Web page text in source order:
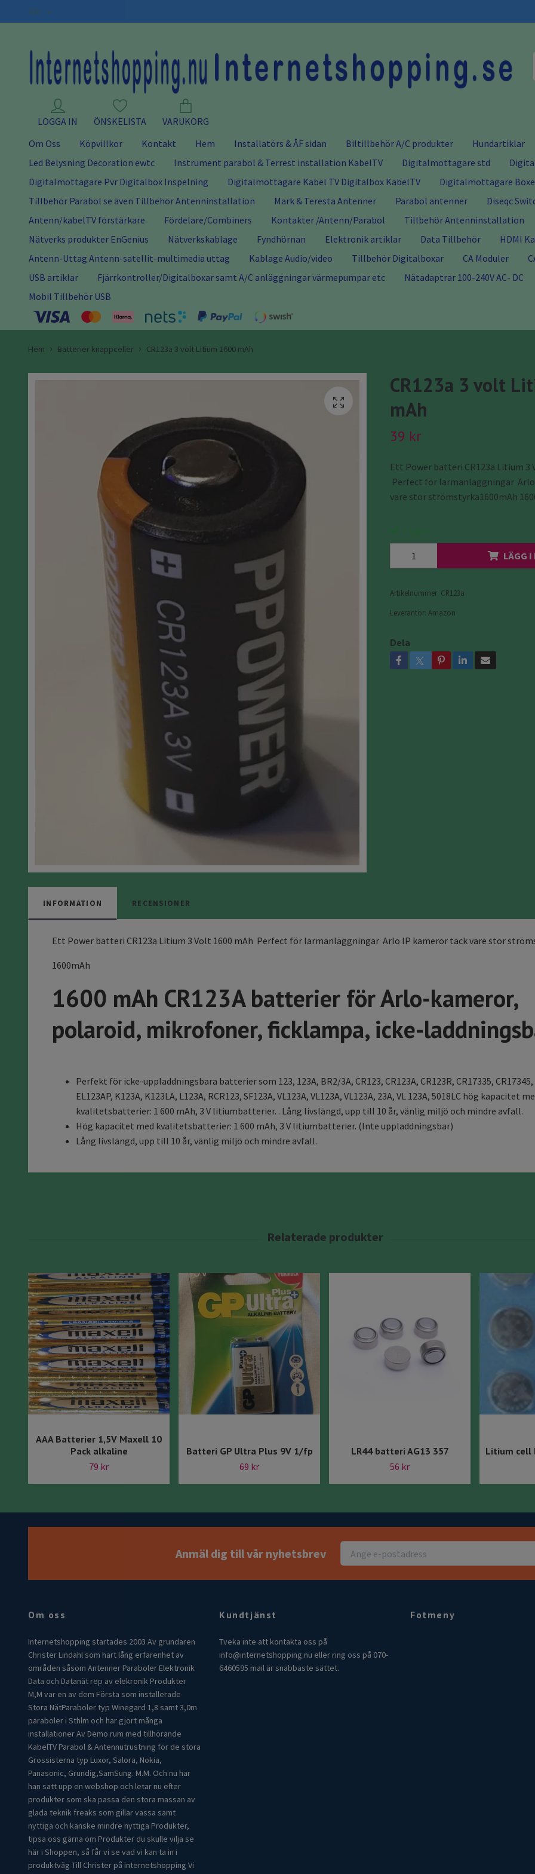
SEK
LOGGA IN ÖNSKELISTA
VARUKORG
Om Oss
Köpvillkor Kontakt Hem Installatörs & ÅF sidan Biltillbehör A/C produkter Hundartiklar
Led Belysning Decoration ewtc
Instrument parabol & Terrest installation KabelTV Digitalmottagare std
Digitalmottagare Pvr Digitalbox Inspelning
Digitalmottagare Kabel TV Digitalbox KabelTV
Digitalmottagare
Tillbehör Parabol se även Tillbehör Antenninstallation
Mark & Teresta Antenner Parabol antenner Diseqc
Antenn/kabelTV förstärkare
Fördelare/Combiners Kontakter /Antenn/Parabol Tillbehör Antenninstallation
Nätverks produkter EnGenius
Nätverkskablage Fyndhörnan Elektronik artiklar Data Tillbehör HDMI
Antenn-Uttag Antenn-satellit-multimedia uttag
Kablage Audio/video Tillbehör Digitalboxar CA Moduler
USB artiklar
Fjärrkontroller/Digitalboxar samt A/C anläggningar värmepumpar etc Nätadaptrar 100-240V AC- DC
Mobil Tillbehör USB
Hem Batterier knappceller CR123a 3 volt Litium 1600 mAh
CR123a 3 volt
mAh
39 kr
Ett Power batteri CR123a Litium 3
Perfect för larmanläggningar
vare stor strömstyrka1600mAh
LÄGG I
Artikelnummer: CR123a
Leverantör: Amazon
Dela
INFORMATION RECENSIONER
Ett Power batteri CR123a Litium 3 Volt 1600 mAh Perfect för larmanläggningar Arlo IP kameror tack vare stor
1600mAh
1600 mAh CR123A batterier för Arlo-kameror,
polaroid, mikrofoner, ficklampa, icke-
Perfekt för icke-uppladdningsbara batterier som 123, 123A, BR2/3A, CR123, CR123A, CR123R, CR17335, CR17345,
EL123AP, K123A, K123LA, L123A, RCR123, SF123A, VL123A, VL123A, VL123A, 23A, VL 123A, 5018LC hög kapacitet
kvalitetsbatterier: 1 600 mAh, 3 V litiumbatterier. . Lång livslängd, upp till 10 år, vänlig miljö och mindre avfall.
Hög kapacitet med kvalitetsbatterier: 1 600 mAh, 3 V litiumbatterier. (Inte uppladdningsbar)
Lång livslängd, upp till 10 år, vänlig miljö och mindre avfall.
AAA Batterier 1,5V Maxell 10
Pack alkaline
79 kr
Batteri GP Ultra Plus 9V 1/fp
69 kr
LR44 batteri AG13 357
56 kr
Litium cell
Anmäl dig till vår nyhetsbrev
Om oss
Internetshopping startades 2003 Av grundaren
Christer Lindahl som hart lång erfarenhet av
områden såsom Antenner Paraboler Elektronik
Data och Datanät rep av elekronik Produkter
M,M var en av dem Första som installerade
Stora NätParaboler typ Winegard 1,8 samt 3,0m
paraboler i Sthlm och har gjort många
installationer Av Demo rum med tillhörande
KabelTV Parabol & Antennutrustning för de stora
Grossisterna typ Luxor, Salora, Nokia,
Panasonic, Grundig,SamSung. M.M. Och nu har
han satt upp en webshop och letar nu efter
produkter som ska passa den stora massan av
glada teknik freaks som gillar vassa samt
nyttiga och kanske mindre nyttiga Produkter,
tipsa oss gärna om Produkter du skulle vilja se
här i Shoppen, så får vi se vad vi kan ta in i
produktväg Till Christer på internetshopping Vi
Kundtjänst
Tveka inte att kontakta oss på
info@internetshopping.nu eller ring oss på 070-
6460595 mail är snabbaste sättet.
Fotmeny